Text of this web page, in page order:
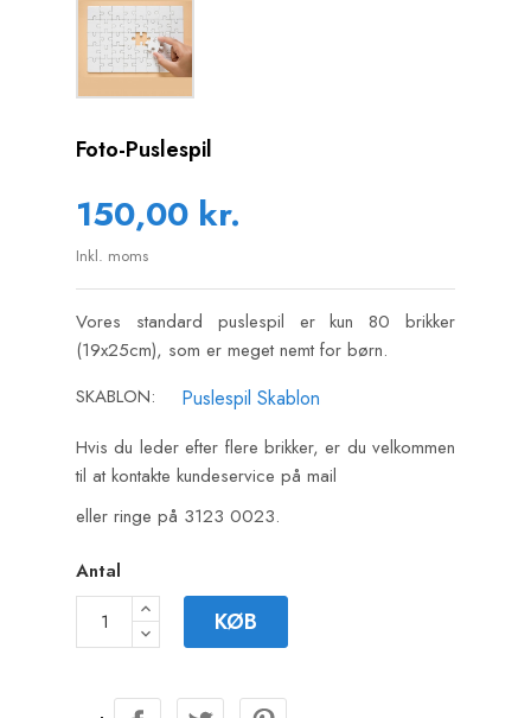
Foto-Puslespil
150,00 kr.
Inkl. moms
Vores standard puslespil er kun 80 brikker
(19x25cm), som er meget nemt for børn.
SKABLON:
Puslespil Skablon
Hvis du leder efter flere brikker, er du velkommen
til at kontakte kundeservice på mail
eller ringe på 3123 0023.
Antal
KØB